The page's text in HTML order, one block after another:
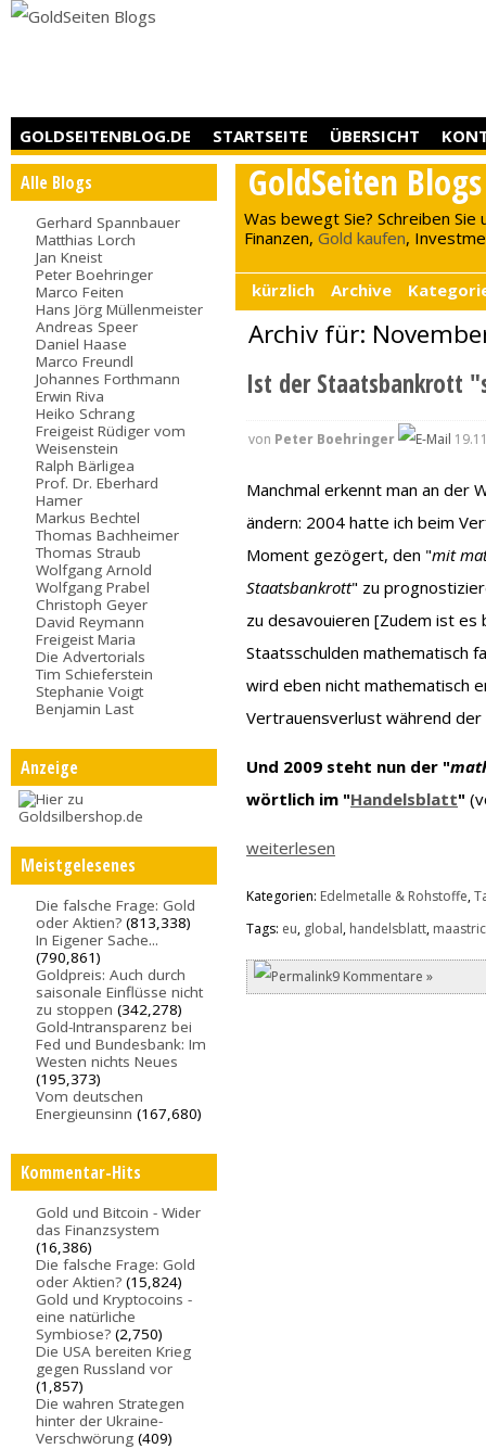
GOLDSEITENBLOG.DE STARTSEITE ÜBERSICHT
Alle Blogs
Gerhard Spannbauer
Matthias Lorch
Jan Kneist
Peter Boehringer
Marco Feiten
Hans Jörg Müllenmeister
Andreas Speer
Daniel Haase
Marco Freundl
Johannes Forthmann
Erwin Riva
Heiko Schrang
Freigeist Rüdiger vom
Weisenstein
Ralph Bärligea
Prof. Dr. Eberhard
Hamer
Markus Bechtel
Thomas Bachheimer
Thomas Straub
Wolfgang Arnold
Wolfgang Prabel
Christoph Geyer
David Reymann
Freigeist Maria
Die Advertorials
Tim Schieferstein
Stephanie Voigt
Benjamin Last
Anzeige
Meistgelesenes
Die falsche Frage: Gold
oder Aktien? (813,338)
In Eigener Sache...
(790,861)
Goldpreis: Auch durch
saisonale Einflüsse nicht
zu stoppen (342,278)
Gold-Intransparenz bei
Fed und Bundesbank: Im
Westen nichts Neues
(195,373)
Vom deutschen
Energieunsinn (167,680)
Kommentar-Hits
Gold und Bitcoin - Wider
das Finanzsystem
(16,386)
Die falsche Frage: Gold
oder Aktien? (15,824)
Gold und Kryptocoins -
eine natürliche
Symbiose? (2,750)
Die USA bereiten Krieg
gegen Russland vor
(1,857)
Die wahren Strategen
hinter der Ukraine-
Verschwörung (409)
GoldSeiten Blogs
Was bewegt Sie? Schreiben Sie
Finanzen,Gold kaufen,
kürzlich Archive
Archiv für:
Ist der Staatsbankrott
von Peter Boehringer
Manchmal erkennt man an der
ändern: 2004 hatte ich beim
Moment gezögert, den "mit
Staatsbankrott" zu
zu desavouieren [Zudem ist es
Staatsschulden mathematisch
wird eben nicht mathematisch
Vertrauensverlust während der
Und 2009 steht nun der "
wörtlich im "Handelsblatt"
weiterlesen
Kategorien: Edelmetalle & Rohstoffe,
Tags: eu, global, handelsblatt,
9 Kommentare »